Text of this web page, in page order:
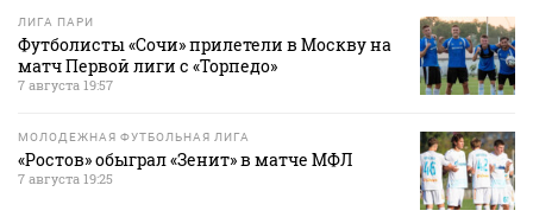
ЛИГА ПАРИ
Футболисты «Сочи» прилетели в Москву на
матч Первой лиги с «Торпедо»
7 августа 19:57
МОЛОДЕЖНАЯ ФУТБОЛЬНАЯ ЛИГА
«Ростов» обыграл «Зенит» в матче МФЛ
7 августа 19:25